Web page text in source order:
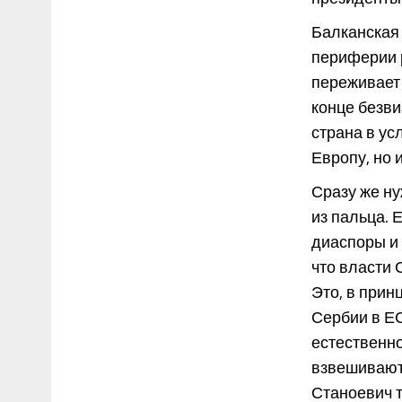
периферии
конце
страна в
Европу, но
Сразу же
из пальца.
диаспоры
что
Это, в
Сербии в
Станоевич